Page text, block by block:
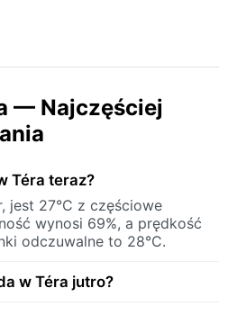
— Najczęściej
Téra teraz?
jest 27°C z częściowe
wynosi 69%, a prędkość
odczuwalne to 28°C.
w Téra jutro?